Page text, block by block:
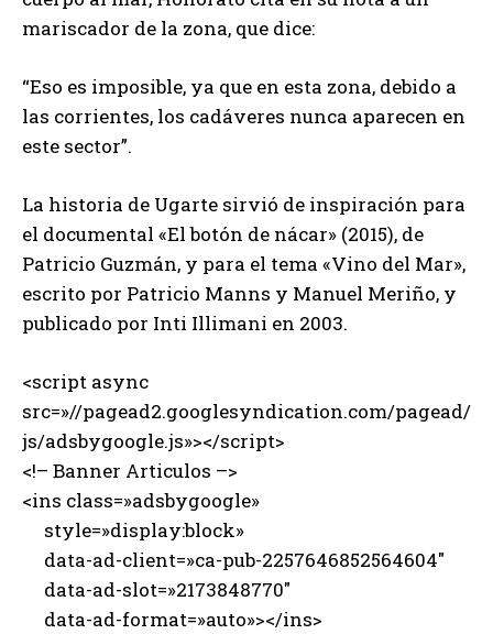
mariscador de la zona, que dice:
“Eso es imposible, ya que en esta zona, debido a
las corrientes, los cadáveres nunca aparecen en
este sector”.
La historia de Ugarte sirvió de inspiración para
el documental «El botón de nácar» (2015), de
Patricio Guzmán, y para el tema «Vino del Mar»,
escrito por Patricio Manns y Manuel Meriño, y
publicado por Inti Illimani en 2003.
<script async
src=»//pagead2.googlesyndication.com/pagead/
js/adsbygoogle.js»></script>
<!– Banner Articulos –>
<ins class=»adsbygoogle»
style=»display:block»
data-ad-client=»ca-pub-2257646852564604″
data-ad-slot=»2173848770″
data-ad-format=»auto»></ins>